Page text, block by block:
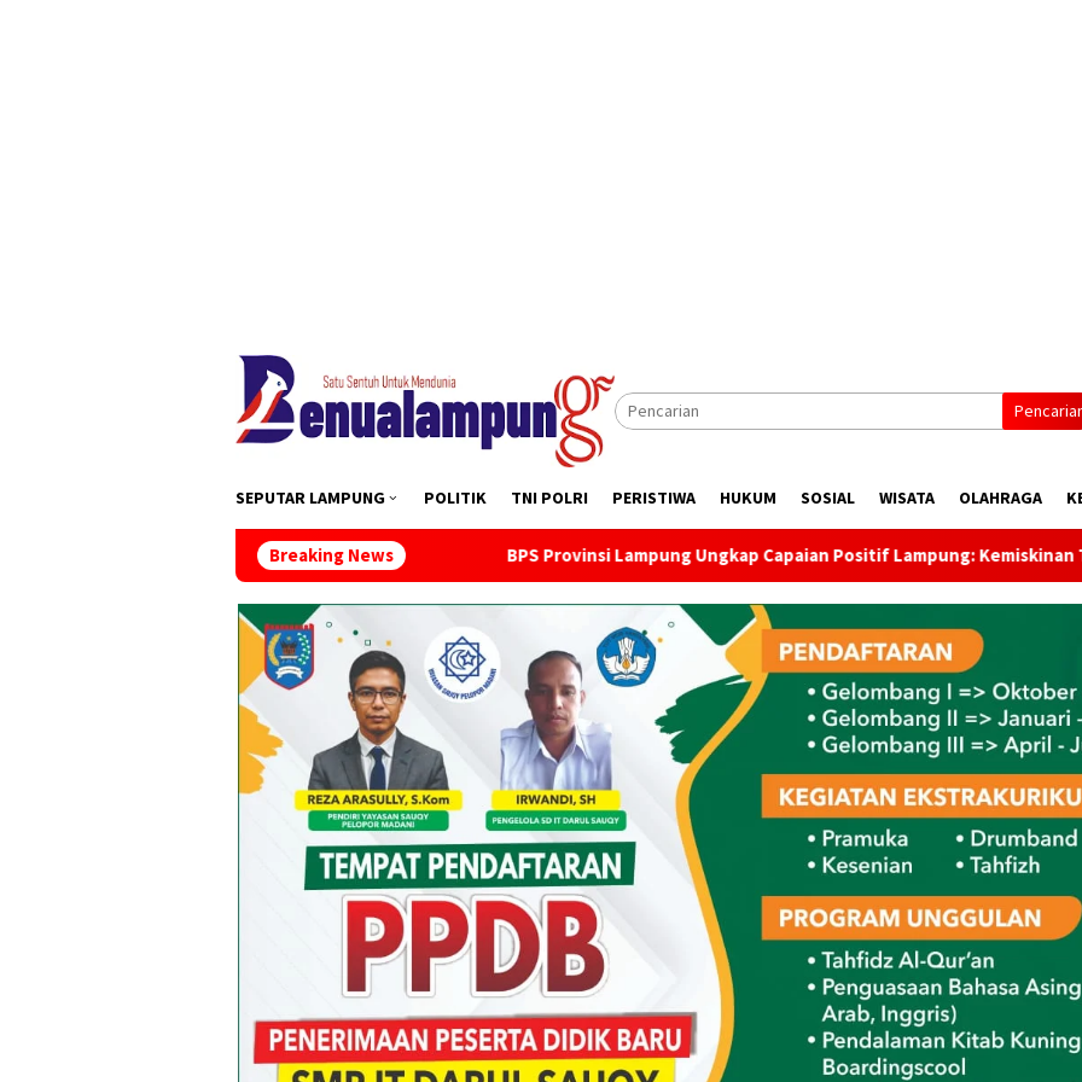
SEPUTAR LAMPUNG POLITIK TNI POLRI PERISTIWA HUKUM SOSIAL WISATA OLAHRAGA
Breaking NewsBPS Provinsi Lampung Ungkap Capaian Positif Lampung: Kemiskinan Turun, Inflasi